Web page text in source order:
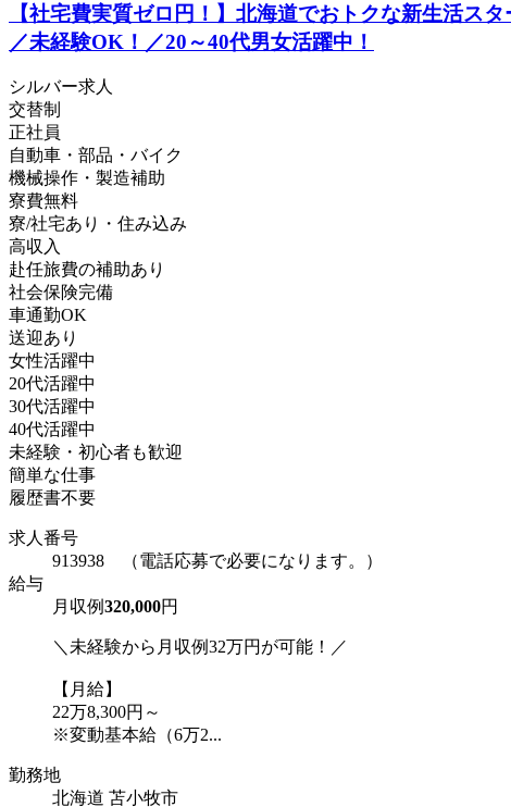
【社宅費実質ゼロ円！】北海道でおトクな新生活ス
／未経験OK！／20～40代男女活躍中！
シルバー求人
交替制
正社員
自動車・部品・バイク
機械操作・製造補助
寮費無料
寮/社宅あり・住み込み
高収入
赴任旅費の補助あり
社会保険完備
車通勤OK
送迎あり
女性活躍中
20代活躍中
30代活躍中
40代活躍中
未経験・初心者も歓迎
簡単な仕事
履歴書不要
求人番号
913938 （電話応募で必要になります。）
給与
月収例320,000円
＼未経験から月収例32万円が可能！／
【月給】
22万8,300円～
※変動基本給（6万2...
勤務地
北海道 苫小牧市